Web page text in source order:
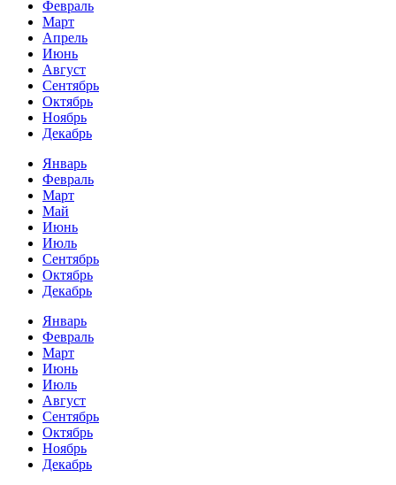
Февраль
Март
Апрель
Июнь
Август
Сентябрь
Октябрь
Ноябрь
Декабрь
Январь
Февраль
Март
Май
Июнь
Июль
Сентябрь
Октябрь
Декабрь
Январь
Февраль
Март
Июнь
Июль
Август
Сентябрь
Октябрь
Ноябрь
Декабрь